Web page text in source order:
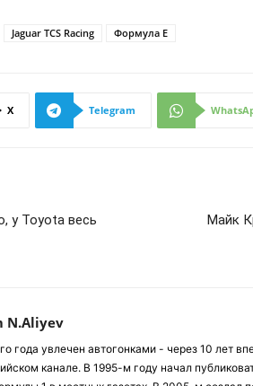
Jaguar TCS Racing Формула Е
X Telegram
у Toyota весь
Майк
N.Aliyev
года увлечен автогонками - через 10 лет
канале. В 1995-м году начал